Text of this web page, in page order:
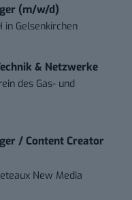
(m/w/d)
in Gelsenkirchen
& Netzwerke
des Gas- und
/ Content Creator
New Media